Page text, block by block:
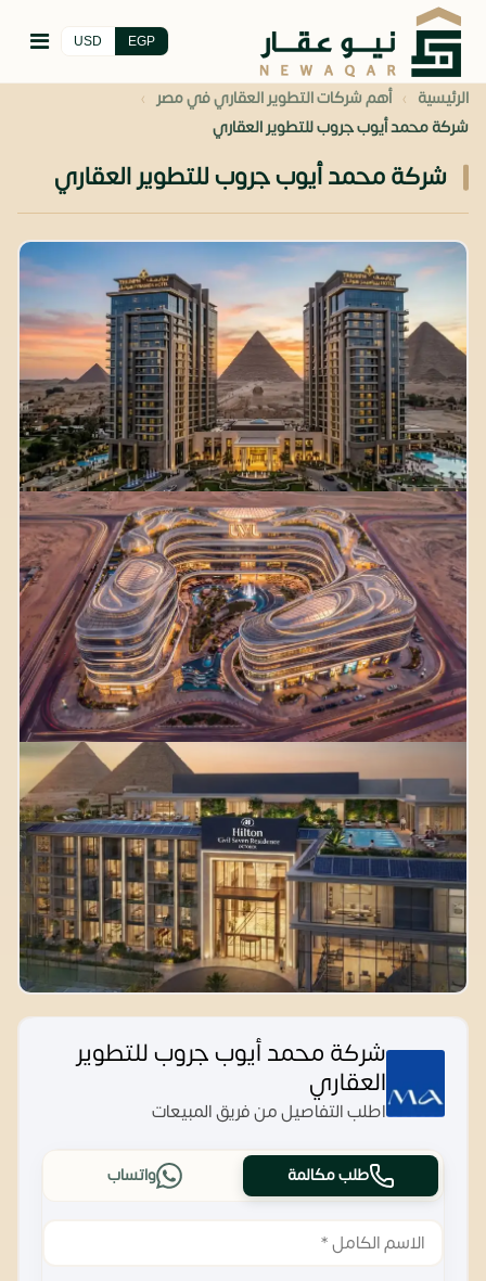
EGP
USD
الرئيسية › أهم شركات التطوير العقاري في مصر ›
شركة محمد أيوب جروب للتطوير العقاري
شركة محمد أيوب جروب للتطوير العقاري
شركة محمد أيوب جروب للتطوير
العقاري
اطلب التفاصيل من فريق المبيعات
طلب مكالمة واتساب